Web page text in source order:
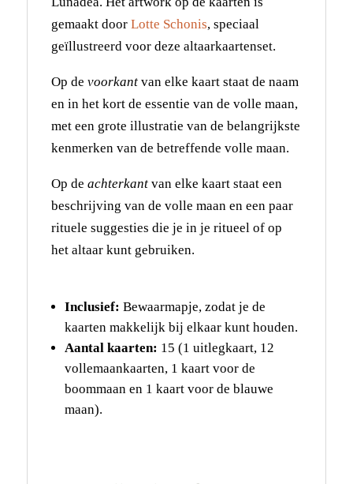
gemaakt door Lotte Schonis, speciaal
geïllustreerd voor deze altaarkaartenset.
Op de voorkantvan elke kaart staat de naam
en in het kort de essentie van de volle maan,
met een grote illustratie van de belangrijkste
kenmerken van de betreffende volle maan.
Op de achterkantvan elke kaart staat een
beschrijving van de volle maan en een paar
rituele suggesties die je in je ritueel of op
het altaar kunt gebruiken.
Inclusief: Bewaarmapje, zodat je de
kaarten makkelijk bij elkaar kunt houden.
Aantal kaarten: 15 (1 uitlegkaart, 12
vollemaankaarten, 1 kaart voor de
boommaan en 1 kaart voor de blauwe
maan).